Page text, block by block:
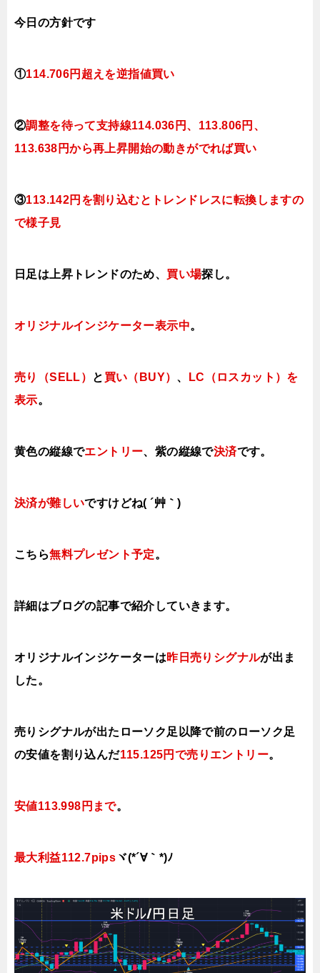
今日の方針です
①114.706円超えを逆指値買い
②調整を待って支持線114.036円、113.806円、
113.638円から再上昇開始の動きがでれば買い
③113.142円を割り込むとトレンドレスに転換しますの
で様子見
日足は上昇トレンドのため、 買い場探し。
オリジナルインジケーター表示中。
売り（SELL） と 買い（BUY） 、
LC（ロスカット）を
表示。
黄色の縦線でエントリー、紫の縦線で決済です。
決済が難しいですけどね( ´艸｀)
こちら無料プレゼント予定。
詳細はブログの記事で紹介していきます。
オリジナルインジケーターは昨日売りシグナルが出ま
した。
売りシグナルが出たローソク足以降で前のローソク足
の安値を割り込んだ115.125円で売り エントリー。
安値113.998円まで。
最大利益112.7pips ヾ(*´∀｀*)ﾉ